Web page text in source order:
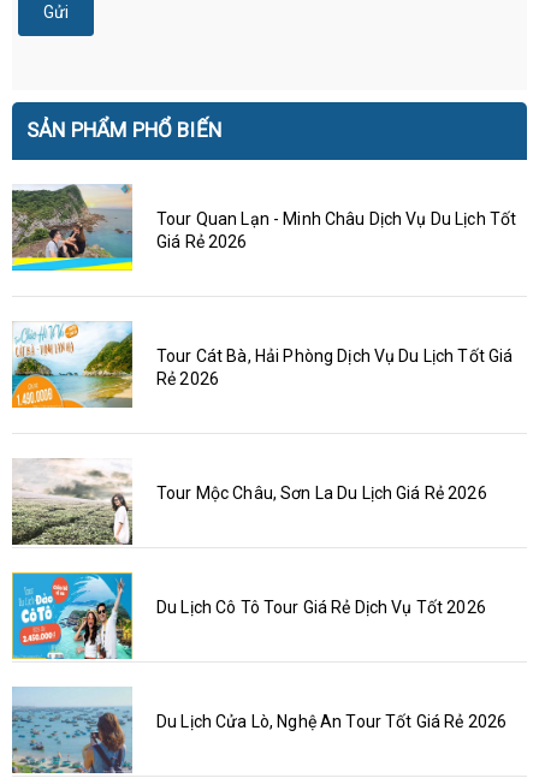
Gửi
SẢN PHẨM PHỔ BIẾN
Tour Quan Lạn - Minh Châu Dịch Vụ Du Lịch Tốt
Giá Rẻ 2026
Tour Cát Bà, Hải Phòng Dịch Vụ Du Lịch Tốt Giá
Rẻ 2026
Tour Mộc Châu, Sơn La Du Lịch Giá Rẻ 2026
Du Lịch Cô Tô Tour Giá Rẻ Dịch Vụ Tốt 2026
Du Lịch Cửa Lò, Nghệ An Tour Tốt Giá Rẻ 2026